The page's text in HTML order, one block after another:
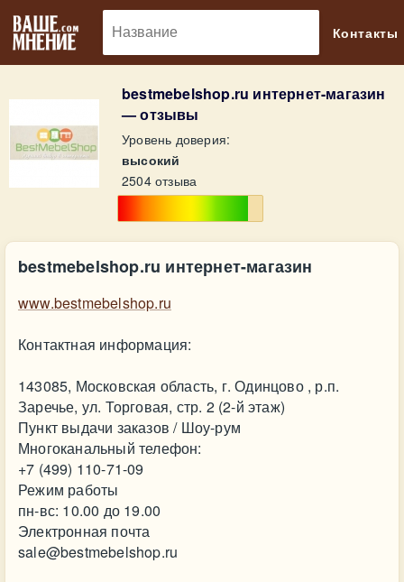
Контакты
bestmebelshop.ru интернет-магазин
— отзывы
Уровень доверия:
высокий
2504 отзыва
bestmebelshop.ru интернет-магазин
www.bestmebelshop.ru
Контактная информация:
143085, Московская область, г. Одинцово , р.п.
Заречье, ул. Торговая, стр. 2 (2-й этаж)
Пункт выдачи заказов / Шоу-рум
Многоканальный телефон:
+7 (499) 110-71-09
Режим работы
пн-вс: 10.00 до 19.00
Электронная почта
sale@bestmebelshop.ru